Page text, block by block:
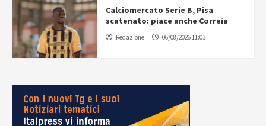
Calciomercato Serie B, Pisa
scatenato: piace anche Correia
Redazione 06/08/2026 11:03